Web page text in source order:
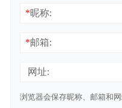
*昵称:
*邮箱:
网址:
浏览器会保存昵称、邮箱和